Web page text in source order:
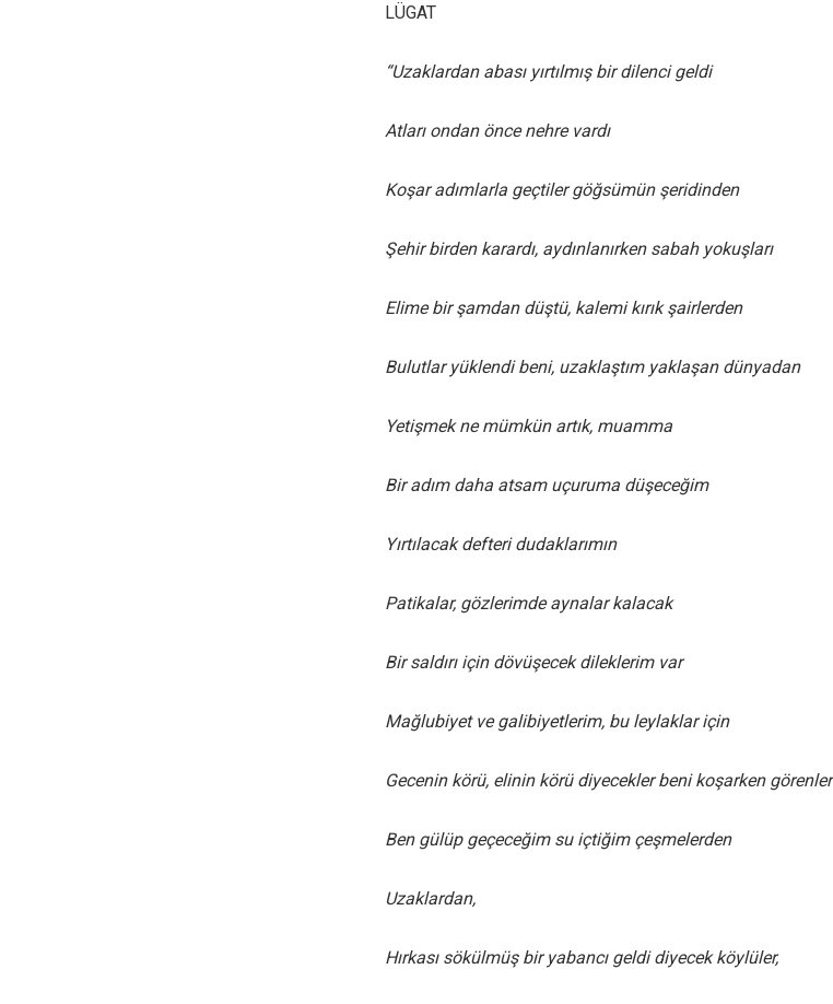
LÜGAT
“Uzaklardan abası yırtılmış bir dilenci geldi
Atları ondan önce nehre vardı
Koşar adımlarla geçtiler göğsümün şeridinden
Şehir birden karardı, aydınlanırken sabah yokuşları
Elime bir şamdan düştü, kalemi kırık şairlerden
Bulutlar yüklendi beni, uzaklaştım yaklaşan dünyadan
Yetişmek ne mümkün artık, muamma
Bir adım daha atsam uçuruma düşeceğim
Yırtılacak defteri dudaklarımın
Patikalar, gözlerimde aynalar kalacak
Bir saldırı için dövüşecek dileklerim var
Mağlubiyet ve galibiyetlerim, bu leylaklar için
Gecenin körü, elinin körü diyecekler beni koşarken görenler
Ben gülüp geçeceğim su içtiğim çeşmelerden
Uzaklardan,
Hırkası sökülmüş bir yabancı geldi diyecek köylüler,